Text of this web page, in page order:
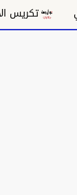
تكريس الاحتلال